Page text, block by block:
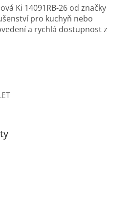
Ki 14091RB-26 od značky
pro kuchyň nebo
a rychlá dostupnost z